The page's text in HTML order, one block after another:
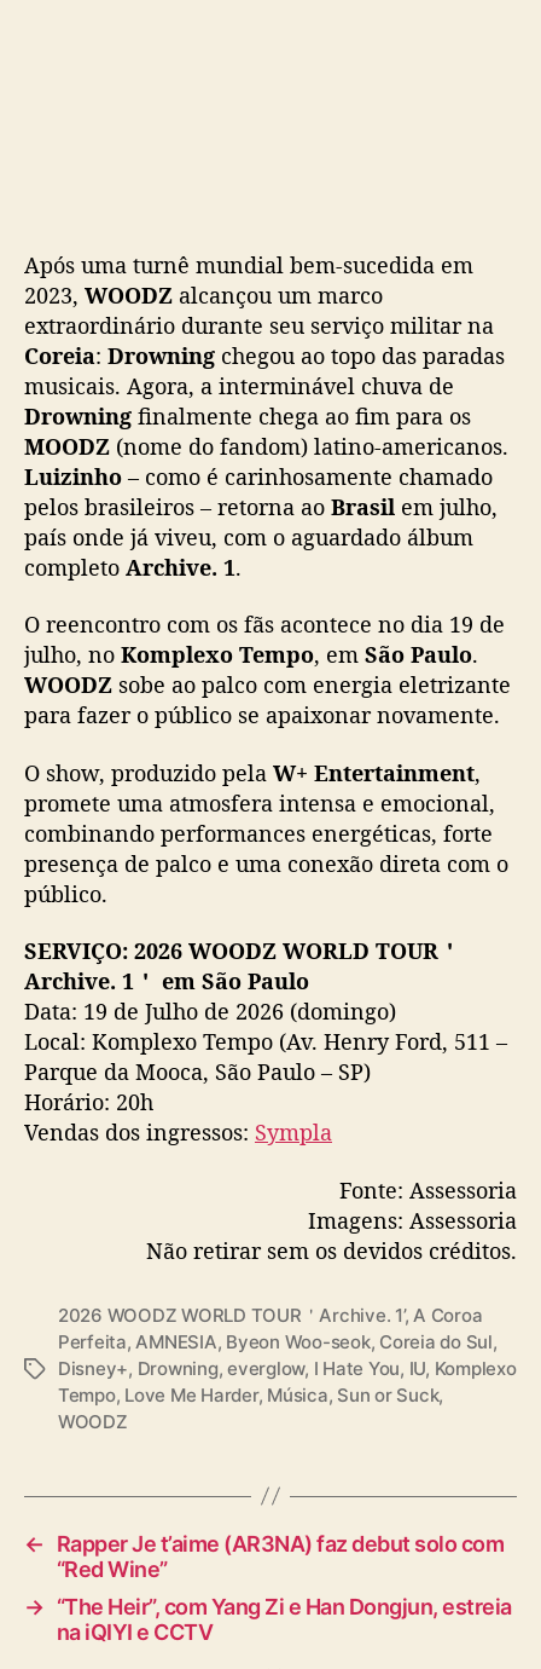
Após uma turnê mundial bem-sucedida em
2023, WOODZ alcançou um marco
extraordinário durante seu serviço militar na
Coreia: Drowning chegou ao topo das paradas
musicais. Agora, a interminável chuva de
Drowning finalmente chega ao fim para os
MOODZ (nome do fandom) latino-americanos.
Luizinho – como é carinhosamente chamado
pelos brasileiros – retorna ao Brasil em julho,
país onde já viveu, com o aguardado álbum
completo Archive. 1.
O reencontro com os fãs acontece no dia 19 de
julho, no Komplexo Tempo, em São Paulo.
WOODZ sobe ao palco com energia eletrizante
para fazer o público se apaixonar novamente.
O show, produzido pela W+ Entertainment,
promete uma atmosfera intensa e emocional,
combinando performances energéticas, forte
presença de palco e uma conexão direta com o
público.
SERVIÇO: 2026 WOODZ WORLD TOUR＇
Archive. 1＇ em São Paulo
Data: 19 de Julho de 2026 (domingo)
Local: Komplexo Tempo (Av. Henry Ford, 511 –
Parque da Mooca, São Paulo – SP)
Horário: 20h
Vendas dos ingressos: Sympla
Fonte: Assessoria
Imagens: Assessoria
Não retirar sem os devidos créditos.
T
2026 WOODZ WORLD TOUR＇Archive. 1’,A Coroa
Perfeita,AMNESIA, Byeon Woo-seok, Coreia do Sul,
Disney+, Drowning,everglow, I Hate You, IU, Komplexo
Tempo, Love Me Harder, Música, Sun or Suck,
WOODZ
←
Rapper Je t’aime (AR3NA) faz debut solo com
“Red Wine”
→ “The Heir”, com Yang Zi e Han Dongjun, estreia
na iQIYI e CCTV